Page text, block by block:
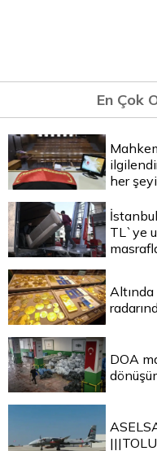
En Çok
her
TL`ye
Altında
DOA